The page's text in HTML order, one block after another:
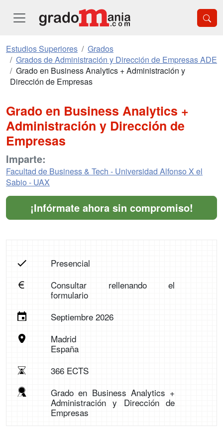
Estudios Superiores
Grados
Grados de Administración y Dirección de Empresas ADE
Grado en Business Analytics + Administración y
Dirección de Empresas
Grado en Business Analytics +
Administración y Dirección de
Empresas
Imparte:
Facultad de Business & Tech - Universidad Alfonso X el
Sabio - UAX
¡Infórmate ahora sin compromiso!
Presencial
Consultar rellenando el
formulario
Septiembre 2026
Madrid
España
366 ECTS
Grado en Business Analytics +
Administración y Dirección de
Empresas